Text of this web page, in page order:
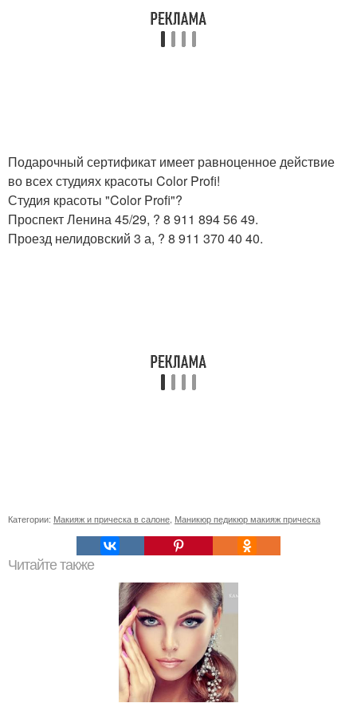
Подарочный сертификат имеет равноценное действие
во всех студиях красоты Color Profi!
Студия красоты "Color Profi"?
Проспект Ленина 45/29, ? 8 911 894 56 49.
Проезд нелидовский 3 а, ? 8 911 370 40 40.
Категории: Макияж и прическа в салоне Маникюр педикюр макияж прическа
Читайте также